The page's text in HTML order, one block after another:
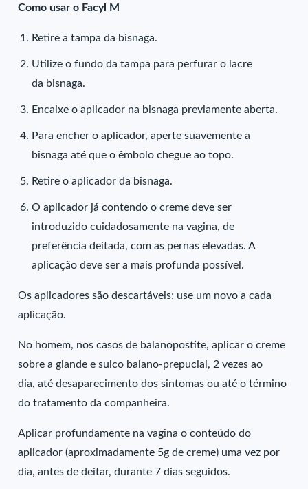
Como usar o Facyl M
Retire a tampa da bisnaga.
Utilize o fundo da tampa para perfurar o lacre
da bisnaga.
Encaixe o aplicador na bisnaga previamente aberta.
Para encher o aplicador, aperte suavemente a
bisnaga até que o êmbolo chegue ao topo.
Retire o aplicador da bisnaga.
O aplicador já contendo o creme deve ser
introduzido cuidadosamente na vagina, de
preferência deitada, com as pernas elevadas. A
aplicação deve ser a mais profunda possível.
Os aplicadores são descartáveis; use um novo a cada
aplicação.
No homem, nos casos de balanopostite, aplicar o creme
sobre a glande e sulco balano-prepucial, 2 vezes ao
dia, até desaparecimento dos sintomas ou até o término
do tratamento da companheira.
Aplicar profundamente na vagina o conteúdo do
aplicador (aproximadamente 5g de creme) uma vez por
dia, antes de deitar, durante 7 dias seguidos.